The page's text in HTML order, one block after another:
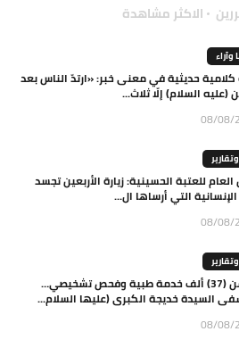
الاكثر مشاهدة
وآراء
حديثية في معنى خبر: «ارتدّ الناس بعد
(عليه السلام) إلّا ثلاث...
08/08/
العام للعتبة الحسينية: زيارة الأربعين تجسد
التي أرساها ال...
08/08/
أكثر من (37) ألف خدمة طبية وفحص تشخيصي…
السيدة خديجة الكبرى (عليها السلام...
08/08/